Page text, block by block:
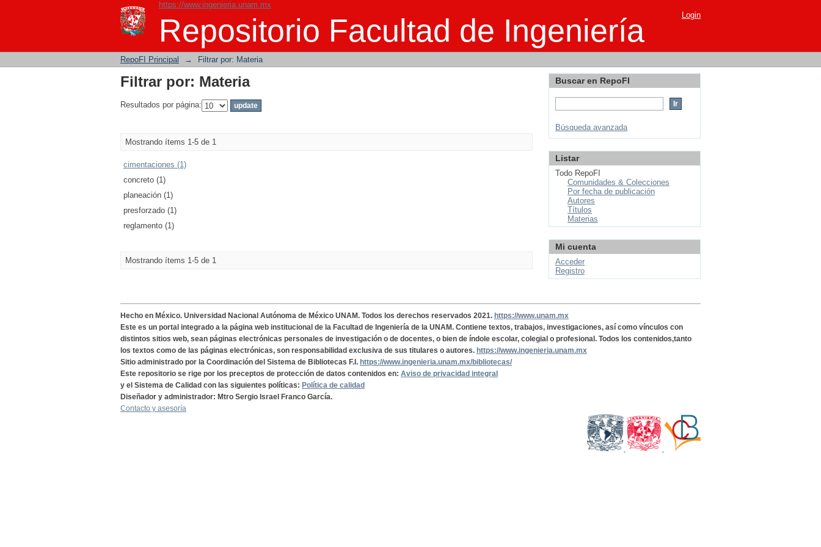
https://www.ingenieria.unam.mx
Repositorio Facultad de Ingeniería
Filtrar por: Materia Login
RepoFI Principal → Filtrar por: Materia
Filtrar por: Materia
Resultados por página:
Mostrando ítems 1-5 de 1
cimentaciones (1)
concreto (1)
planeación (1)
presforzado (1)
reglamento (1)
Mostrando ítems 1-5 de 1
Buscar en RepoFI
Búsqueda avanzada
Listar
Todo RepoFI
Comunidades & Colecciones
Por fecha de publicación
Autores
Títulos
Materias
Mi cuenta
Acceder
Registro
Hecho en México. Universidad Nacional Autónoma de México UNAM. Todos los derechos reservados 2021. https://www.unam.mx
Este es un portal integrado a la página web institucional de la Facultad de Ingeniería de la UNAM. Contiene textos, trabajos, investigaciones, así como vínculos con
distintos sitios web, sean páginas electrónicas personales de investigación o de docentes, o bien de índole escolar, colegial o profesional. Todos los contenidos,tanto
los textos como de las páginas electrónicas, son responsabilidad exclusiva de sus titulares o autores. https://www.ingenieria.unam.mx
Sitio administrado por la Coordinación del Sistema de Bibliotecas F.I. https://www.ingenieria.unam.mx/bibliotecas/
Este repositorio se rige por los preceptos de protección de datos contenidos en: Aviso de privacidad integral
y el Sistema de Calidad con las siguientes políticas: Política de calidad
Diseñador y administrador: Mtro Sergio Israel Franco García.
Contacto y asesoría